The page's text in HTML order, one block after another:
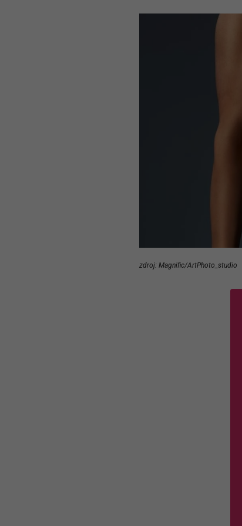
zdroj: Magnific/ArtPhoto_studio